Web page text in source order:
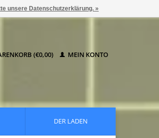
(€0,00) MEIN KONTO
DER LADEN
unsere Datenschutzerklärung. »